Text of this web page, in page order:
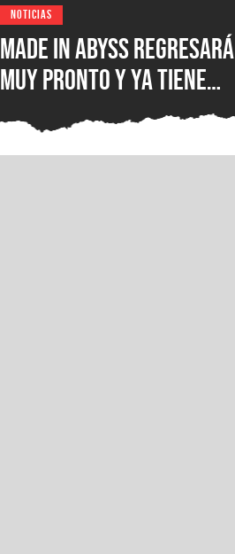
NOTICIAS
Made in Abyss regresará
muy pronto y ya tiene
ventana de estreno, la
nueva película llegará a